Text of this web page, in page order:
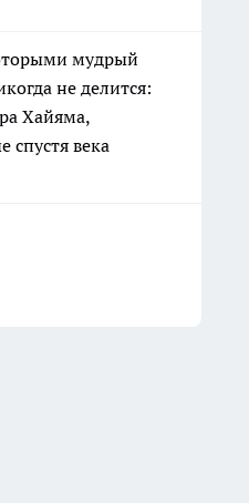
мудрый
не делится:
Хайяма,
спустя века